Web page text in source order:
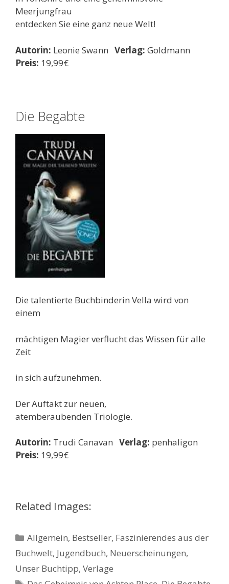
Meerjungfrau
entdecken Sie eine ganz neue Welt!
Autorin: Leonie Swann Verlag: Goldmann
Preis: 19,99€
Die Begabte
Die talentierte Buchbinderin Vella wird von
einem
mächtigen Magier verflucht das Wissen für alle
Zeit
in sich aufzunehmen.
Der Auftakt zur neuen,
atemberaubenden Triologie.
Autorin: Trudi Canavan Verlag: penhaligon
Preis: 19,99€
Related Images:
Kategorien
Allgemein, Bestseller, Faszinierendes aus der
Buchwelt, Jugendbuch, Neuerscheinungen,
Unser Buchtipp, Verlage